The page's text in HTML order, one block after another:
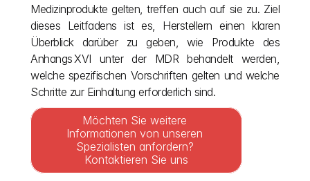
Medizinprodukte gelten, treffen auch auf sie zu. Ziel
dieses Leitfadens ist es, Herstellern einen klaren
Überblick darüber zu geben, wie Produkte des
Anhangs XVI unter der MDR behandelt werden,
welche spezifischen Vorschriften gelten und welche
Schritte zur Einhaltung erforderlich sind.
Möchten Sie weitere
Informationen von unseren
Spezialisten anfordern?
Kontaktieren Sie uns